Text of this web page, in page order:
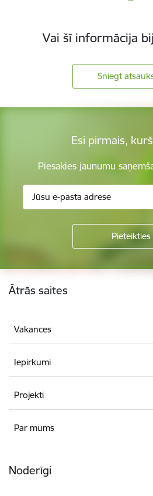
Vai šī informācija
Sniegt
Esi pirmais,
Piesakies jaunumu
Kājene
Ātrās saites
Vakances
Iepirkumi
Projekti
Par mums
Noderīgi